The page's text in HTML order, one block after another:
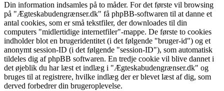
Din information indsamles på to måder. For det første vil browsing
på "Ægteskabudengrænser.dk" få phpBB-softwaren til at danne et
antal cookies, som er små tekstfiler, der downloades til din
computers "midlertidige internetfiler"-mappe. De første to cookies
indholder blot en brugeridentitet (i det følgende "bruger-id") og et
anonymt session-ID (i det følgende "session-ID"), som automatisk
tildeles dig af phpBB softwaren. En tredje cookie vil blive dannet i
det øjeblik du har læst et indlæg i "Ægteskabudengrænser.dk" og
bruges til at registrere, hvilke indlæg der er blevet læst af dig, som
derved forbedrer din brugeroplevelse.